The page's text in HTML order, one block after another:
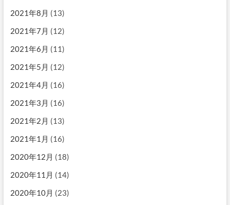
2021年8月 (13)
2021年7月 (12)
2021年6月 (11)
2021年5月 (12)
2021年4月 (16)
2021年3月 (16)
2021年2月 (13)
2021年1月 (16)
2020年12月 (18)
2020年11月 (14)
2020年10月 (23)